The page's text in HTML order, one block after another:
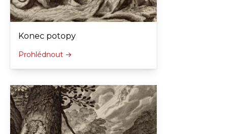
Konec potopy
Prohlédnout →